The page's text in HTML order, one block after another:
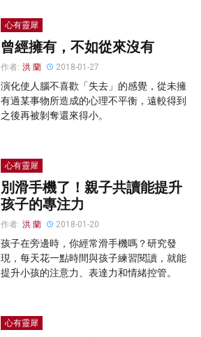
心有靈犀
曾經擁有，不如從來沒有
作者: 洪 蘭 2018-01-27
演化使人腦不喜歡「失去」的感覺，從未擁
有過某事物所造成的心理不平衡，遠較得到
之後再被剝奪還來得小。
心有靈犀
別滑手機了！親子共讀能提升
孩子的專注力
作者: 洪 蘭 2018-01-20
孩子在旁邊時，你經常滑手機嗎？研究發
現，每天花一點時間與孩子練習閱讀，就能
提升小孩的注意力、表達力和情緒控管。
心有靈犀